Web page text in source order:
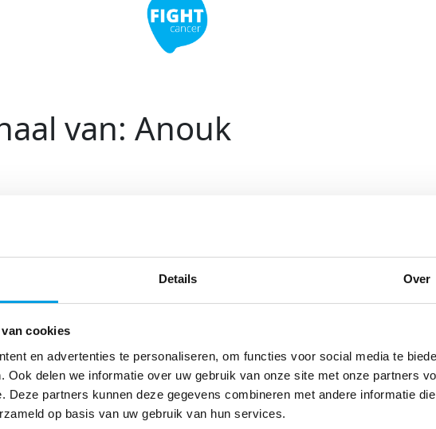
Details Over
cookies
en advertenties te personaliseren, om functies voor social media te
Ook delen we informatie over uw gebruik van onze site met onze partners
Deze partners kunnen deze gegevens combineren met andere informatie
op basis van uw gebruik van hun services.
van: Anouk
𝕒𝕒𝕟 𝕊𝕨𝕚𝕞 & 𝕊𝕡𝕚𝕟 𝕥𝕠 𝔽𝕚𝕘𝕙𝕥 ℂ𝕒𝕟𝕔𝕖𝕣?
en heel leuk!
𝕧𝕠𝕠𝕣 𝕠𝕡 𝟘𝟝 𝕤𝕖𝕡𝕥𝕖𝕞𝕓𝕖𝕣?
te zijn voor 5 september ga ik een abonnement nemen bij een zwembad en
doe ik mee met de Openwater clinic op 28juni in de Delftse Hout